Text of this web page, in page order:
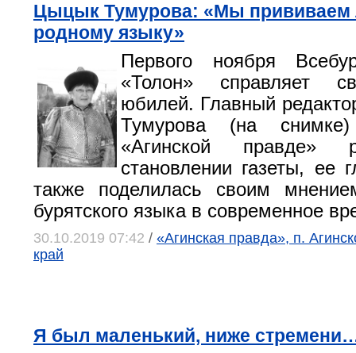
Цыцык Тумурова: «Мы прививаем
родному языку»
Первого ноября
«Толон» справляет
юбилей. Главный
Тумурова (на
«Агинской правде»
становлении газеты, ее
также поделилась своим
бурятского языка в современное
30.10.2019 07:42 / «Агинская правда», п.
край
Я был маленький, ниже